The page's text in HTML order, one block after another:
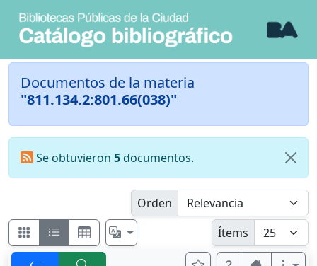
Documentos de la materia
"811.134.2:801.66(038)"
Se obtuvieron 5documentos.
Orden
Ítems